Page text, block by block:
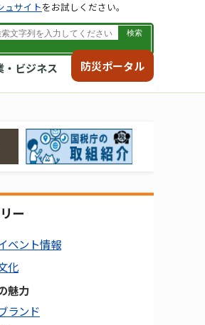
・ビジネス 防災ポータル
ュサイトをお試しください。
ー
ベント情報
化
魅力
ランド